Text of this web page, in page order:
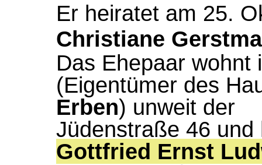
Er heiratet am 25.
Christiane
Das Ehepaar
(Eigentümer des
Erben) unweit der
Jüdenstraße 46 und
Gottfried Ernst